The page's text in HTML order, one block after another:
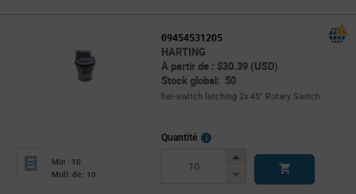
09454531205
HARTING
À partir de : $30.39 (USD)
Stock global: 50
har-switch latching 2x 45° Rotary Switch
Min : 10
Mult. de : 10
Quantité
More
Increase
Decrease